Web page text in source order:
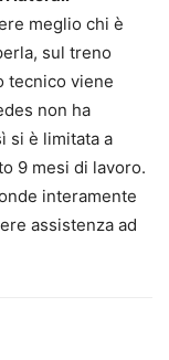
meglio chi è
sul treno
tecnico viene
non ha
si è limitata a
9 mesi di lavoro.
interamente
assistenza ad